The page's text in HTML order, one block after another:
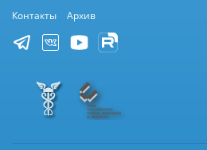
Контакты
Архив